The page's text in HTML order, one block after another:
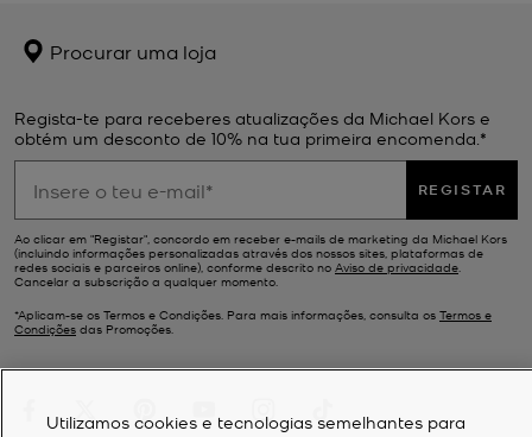
Procurar uma loja
Regista-te para receberes atualizações da Michael Kors e
obtém um desconto de 10% na tua primeira encomenda.*
REGISTAR
Ao clicar em "Registar", concordo em receber e-mails de marketing da Michael Kors
(incluindo informações personalizadas através dos nossos sites, plataformas de
redes sociais e parceiros online), conforme descrito no Aviso de privacidade.
Cancelar a subscrição a qualquer momento.
*Aplicam-se os Termos e Condições. Para mais informações, consulta os Termos e
Condições das Promoções.
Utilizamos cookies e tecnologias semelhantes para